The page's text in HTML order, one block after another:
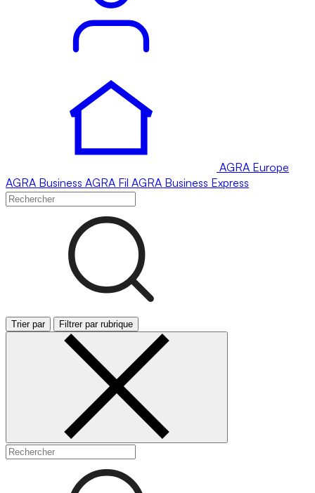
AGRA Europe
AGRA Business AGRA Fil AGRA Business Express
Trier par Filtrer par rubrique